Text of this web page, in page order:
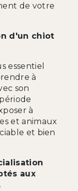
de votre
d'un chiot
essentiel
à
son
à
et animaux
et bien
aux